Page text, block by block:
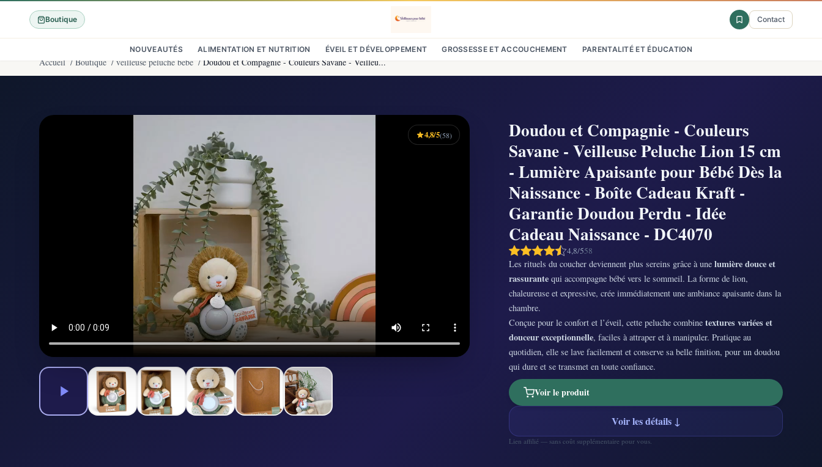
Boutique Contact
NOUVEAUTÉS ALIMENTATION ET NUTRITION ÉVEIL ET DÉVELOPPEMENT GROSSESSE ET ACCOUCHEMENT PARENTALITÉ ET ÉDUCATION
Accueil / Boutique / veilleuse peluche bebe / Doudou et Compagnie - Couleurs Savane - Veilleu...
4,8/5(58)
Doudou et Compagnie - Couleurs
Savane - Veilleuse Peluche Lion 15 cm
- Lumière Apaisante pour Bébé Dès la
Naissance - Boîte Cadeau Kraft -
Garantie Doudou Perdu - Idée
Cadeau Naissance - DC4070
4,8/558
Les rituels du coucher deviennent plus sereins grâce à une lumière douce et
rassurante qui accompagne bébé vers le sommeil. La forme de lion,
chaleureuse et expressive, crée immédiatement une ambiance apaisante dans la
chambre.
Conçue pour le confort et l’éveil, cette peluche combine textures variées et
douceur exceptionnelle, faciles à attraper et à manipuler. Pratique au
quotidien, elle se lave facilement et conserve sa belle finition, pour un doudou
qui dure et se transmet en toute confiance.
Voir le produit
Voir les détails ↓
Lien affilié — sans coût supplémentaire pour vous.